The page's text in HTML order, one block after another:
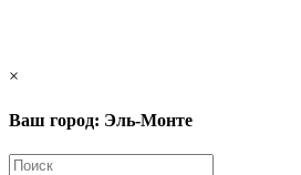
×
Ваш город: Эль-Монте